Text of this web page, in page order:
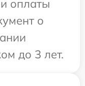
оплаты
о
до 3 лет.